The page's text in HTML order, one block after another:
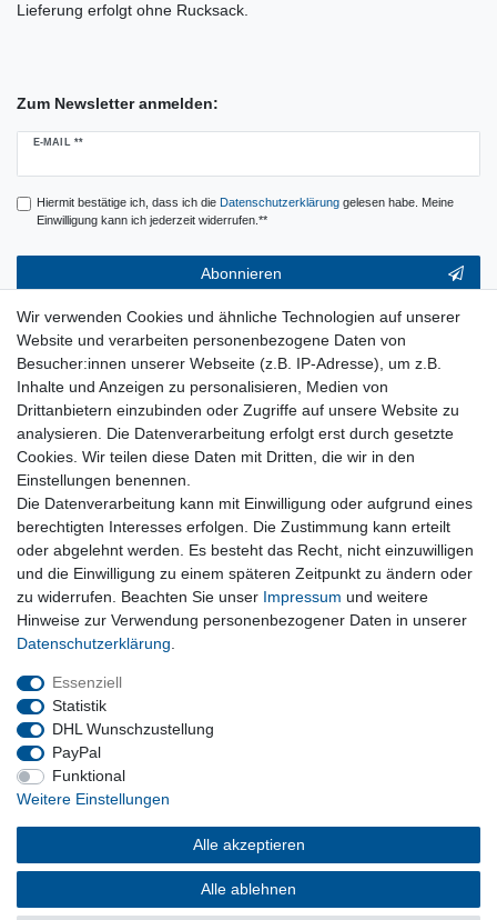
Lieferung erfolgt ohne Rucksack.
Zum Newsletter anmelden:
E-MAIL **
Newsletter
Hiermit bestätige ich, dass ich die Daten­schutz­erklärunggelesen habe. Meine
Einwilligung kann ich jederzeit widerrufen.**
Abonnieren
** Hierbei handelt es sich um ein Pflichtfeld.
Service & Hilfe
Kontakt
Warenkorb
Zur Kasse
Nützliches
Newsletter abmelden
Widerrufsformular
Vertrag Widerrufen
Rechtliches
Impressum
Wiederrufsrecht
AGB
Privatkunden
Neukundenanmeldung
Mein Konto
Wir verwenden Cookies und ähnliche Technologien auf unserer
Website und verarbeiten personenbezogene Daten von
Besucher:innen unserer Webseite (z.B. IP-Adresse), um z.B.
Inhalte und Anzeigen zu personalisieren, Medien von
Drittanbietern einzubinden oder Zugriffe auf unsere Website zu
analysieren. Die Datenverarbeitung erfolgt erst durch gesetzte
Cookies. Wir teilen diese Daten mit Dritten, die wir in den
Einstellungen benennen.
Die Datenverarbeitung kann mit Einwilligung oder aufgrund eines
berechtigten Interesses erfolgen. Die Zustimmung kann erteilt
oder abgelehnt werden. Es besteht das Recht, nicht einzuwilligen
und die Einwilligung zu einem späteren Zeitpunkt zu ändern oder
zu widerrufen. Beachten Sie unser Impressum und weitere
Hinweise zur Verwendung personenbezogener Daten in unserer
Daten­schutz­erklärung
Essenziell
Statistik
DHL Wunschzustellung
PayPal
Funktional
Weitere Einstellungen
Alle akzeptieren
Alle ablehnen